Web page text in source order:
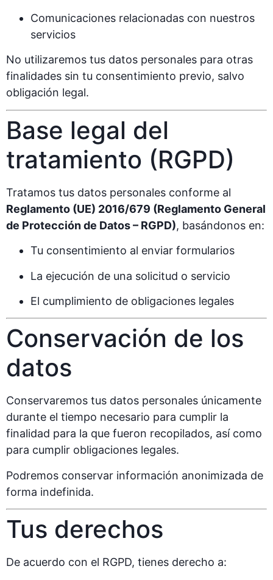
Comunicaciones relacionadas con nuestros
servicios
No utilizaremos tus datos personales para otras
finalidades sin tu consentimiento previo, salvo
obligación legal.
Base legal del
tratamiento (RGPD)
Tratamos tus datos personales conforme al
Reglamento (UE) 2016/679 (Reglamento General
de Protección de Datos – RGPD), basándonos en:
Tu consentimiento al enviar formularios
La ejecución de una solicitud o servicio
El cumplimiento de obligaciones legales
Conservación de los
datos
Conservaremos tus datos personales únicamente
durante el tiempo necesario para cumplir la
finalidad para la que fueron recopilados, así como
para cumplir obligaciones legales.
Podremos conservar información anonimizada de
forma indefinida.
Tus derechos
De acuerdo con el RGPD, tienes derecho a: